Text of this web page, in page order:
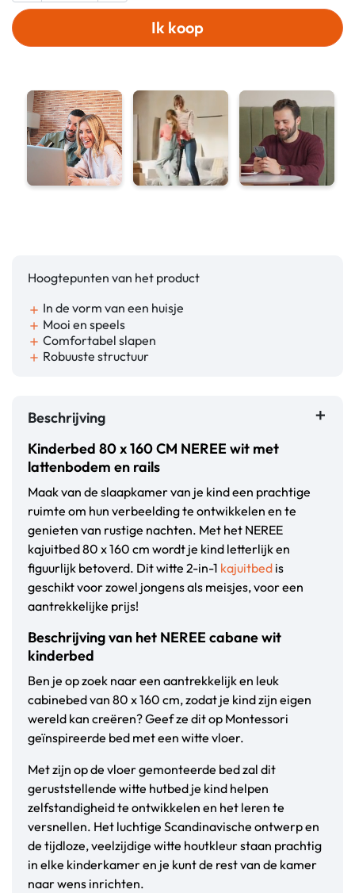
Ik koop
Hoogtepunten van het product
add In de vorm van een huisje
add Mooi en speels
add Comfortabel slapen
add Robuuste structuur
Beschrijving
Kinderbed 80 x 160 CM NEREE wit met
lattenbodem en rails
Maak van de slaapkamer van je kind een prachtige
ruimte om hun verbeelding te ontwikkelen en te
genieten van rustige nachten. Met het NEREE
kajuitbed 80 x 160 cm wordt je kind letterlijk en
figuurlijk betoverd. Dit witte 2-in-1 kajuitbed is
geschikt voor zowel jongens als meisjes, voor een
aantrekkelijke prijs!
Beschrijving van het NEREE cabane wit
kinderbed
Ben je op zoek naar een aantrekkelijk en leuk
cabinebed van 80 x 160 cm, zodat je kind zijn eigen
wereld kan creëren? Geef ze dit op Montessori
geïnspireerde bed met een witte vloer.
Met zijn op de vloer gemonteerde bed zal dit
geruststellende witte hutbed je kind helpen
zelfstandigheid te ontwikkelen en het leren te
versnellen. Het luchtige Scandinavische ontwerp en
de tijdloze, veelzijdige witte houtkleur staan prachtig
in elke kinderkamer en je kunt de rest van de kamer
naar wens inrichten.